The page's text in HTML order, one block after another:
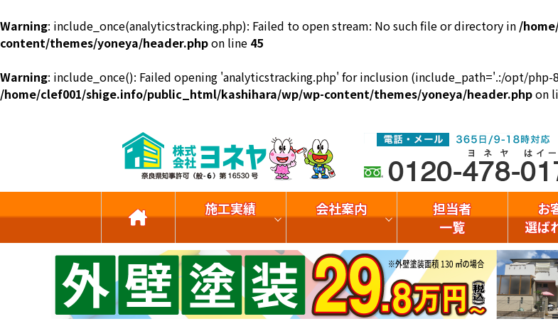
Warning: include_once(analyticstracking.php): Failed to open stream: No such file or directory in /
content/themes/yoneya/header.phpon line 45
Warning: include_once(): Failed opening 'analyticstracking.php' for inclusion (include_path='.:/opt/php-
/home/clef001/shige.info/public_html/kashihara/wp/wp-content/themes/yoneya/header.phpon
施工実績 会社案内
担当者
一覧
お
選ば